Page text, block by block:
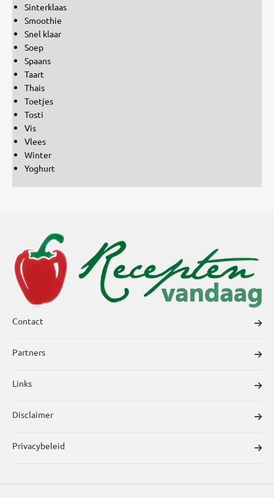
Sinterklaas
Smoothie
Snel klaar
Soep
Spaans
Taart
Thais
Toetjes
Tosti
Vis
Vlees
Winter
Yoghurt
Contact
Partners
Links
Disclaimer
Privacybeleid